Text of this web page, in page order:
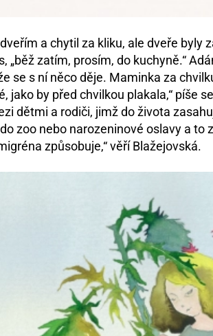
a chytil za kliku, ale dveře byly
„běž zatím, prosím, do kuchyně.“
se s ní něco děje. Maminka za
by před chvilkou plakala,“ píše
dětmi a rodiči, jimž do života
zoo nebo narozeninové oslavy a to
způsobuje,“ věří Blažejovská.